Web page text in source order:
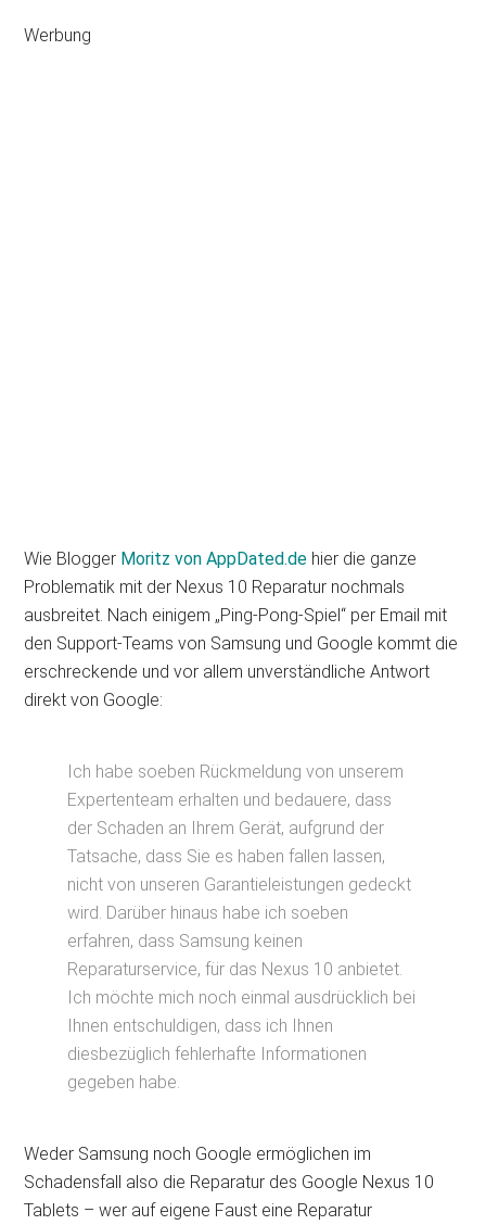
Werbung
Wie Blogger Moritz von AppDated.de hier die ganze
Problematik mit der Nexus 10 Reparatur nochmals
ausbreitet. Nach einigem „Ping-Pong-Spiel“ per Email mit
den Support-Teams von Samsung und Google kommt die
erschreckende und vor allem unverständliche Antwort
direkt von Google:
Ich habe soeben Rückmeldung von unserem
Expertenteam erhalten und bedauere, dass
der Schaden an Ihrem Gerät, aufgrund der
Tatsache, dass Sie es haben fallen lassen,
nicht von unseren Garantieleistungen gedeckt
wird. Darüber hinaus habe ich soeben
erfahren, dass Samsung keinen
Reparaturservice, für das Nexus 10 anbietet.
Ich möchte mich noch einmal ausdrücklich bei
Ihnen entschuldigen, dass ich Ihnen
diesbezüglich fehlerhafte Informationen
gegeben habe.
Weder Samsung noch Google ermöglichen im
Schadensfall also die Reparatur des Google Nexus 10
Tablets – wer auf eigene Faust eine Reparatur